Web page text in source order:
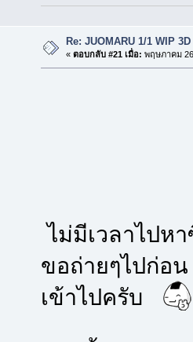
Re: JUOMARU 1/1 WIP 3D
« ตอบกลับ #21 เมื่อ: พฤษภาคม
ไม่มีเวลาไปห
ขอถ่ายๆไปก่อ
เข้าไปครับ